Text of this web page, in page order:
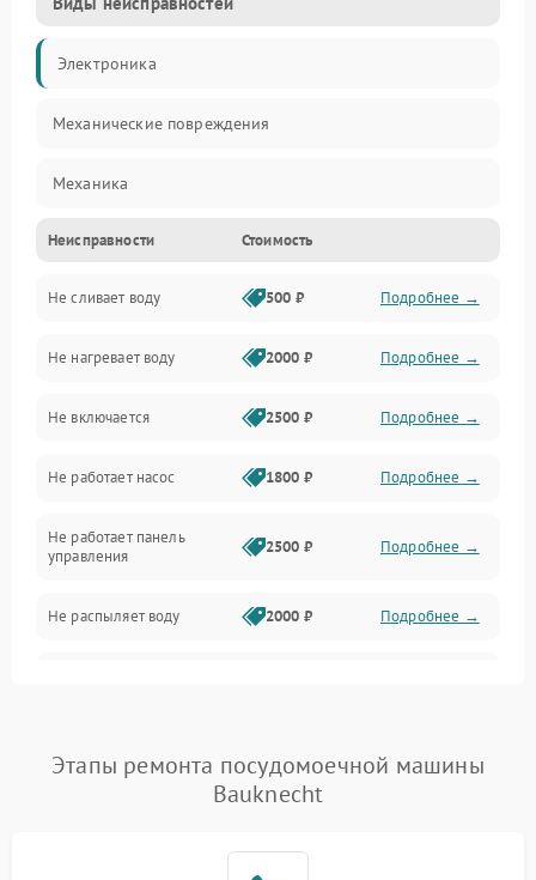
Электроника
Механические повреждения
Механика
Управление
Электропитание
Датчики
Нагрев
Вода
Гигиена
Программное обеспечение
Неисправности Стоимость
Не сливает воду 500 ₽ Подробнее →
Не нагревает воду 2000 ₽ Подробнее →
Не включается 2500 ₽ Подробнее →
Не работает насос 1800 ₽ Подробнее →
Не работает панель
управления
2500 ₽ Подробнее →
Не распыляет воду 2000 ₽ Подробнее →
Проблемы с набором
воды
1800 ₽ Подробнее →
Этапы ремонта посудомоечной машины
Bauknecht